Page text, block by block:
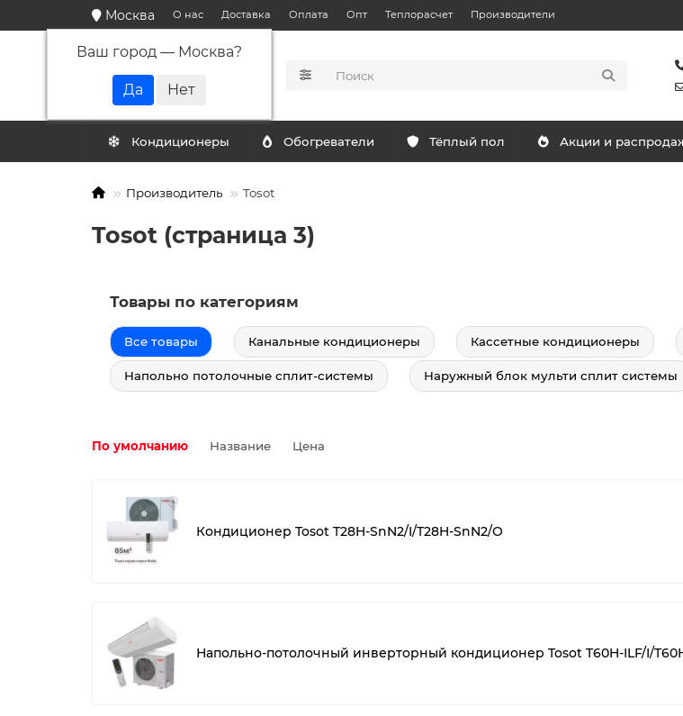
Москва
Ваш город — Москва?
О нас Доставка Оплата Опт Теплорасчет Производители
Кондиционеры Обогреватели Тёплый пол Акции и
Производитель Tosot
Tosot (страница 3)
Товары по категориям
Все товары Канальные кондиционеры Кассетные кондиционеры
Напольно потолочные сплит-системы Наружный блок мульти сплит системы
По умолчанию Название Цена
Кондиционер Tosot T28H-SnN2/I/T28H-SnN2/O
Напольно-потолочный инверторный кондиционер Tosot T60H-ILF/I/